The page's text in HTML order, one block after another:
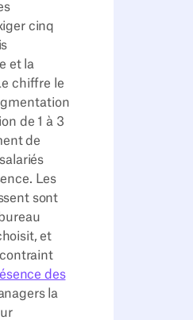
cinq
et la
chiffre le
de 1 à 3
de
Les
sont
et
des
la